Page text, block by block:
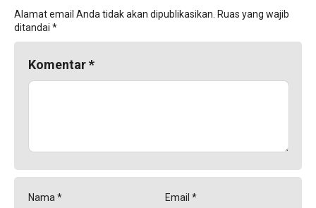
Alamat email Anda tidak akan dipublikasikan. Ruas yang wajib
ditandai *
Komentar*
Nama * Email *